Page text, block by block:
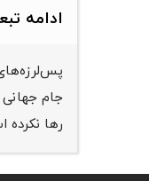
ادامه
رها نکرده